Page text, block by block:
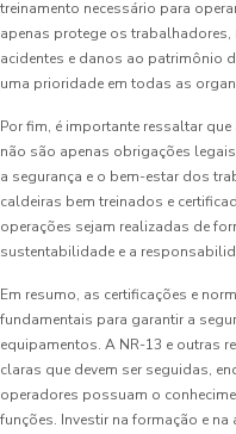
treinamento necessário para
apenas protege os
acidentes e danos ao patrimônio
uma prioridade em todas as
Por fim, é importante ressaltar
não são apenas obrigações
a segurança e o bem-estar dos
caldeiras bem treinados e
operações sejam realizadas de
sustentabilidade e a
Em resumo, as certificações e
fundamentais para garantir a
equipamentos. A NR-13 e outras
claras que devem ser seguidas,
operadores possuam o
funções. Investir na formação e